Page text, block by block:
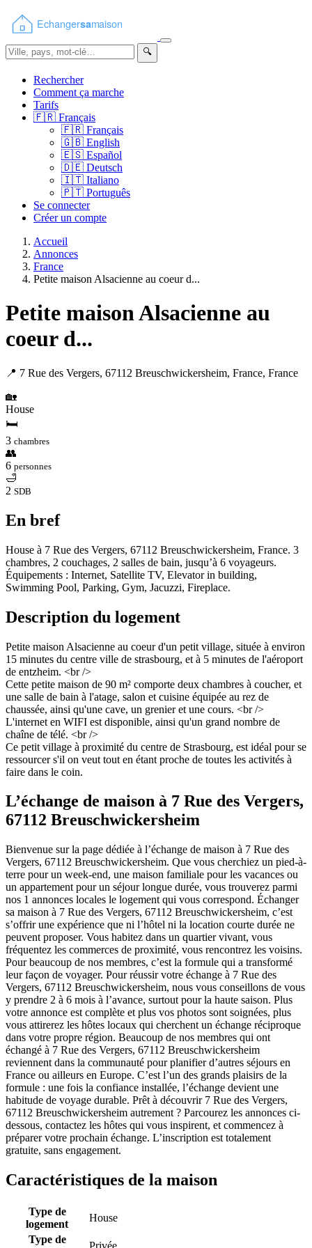
🔍
Rechercher
Comment ça marche
Tarifs
🇫🇷 Français
🇫🇷 Français
🇬🇧 English
🇪🇸 Español
🇩🇪 Deutsch
🇮🇹 Italiano
🇵🇹 Português
Se connecter
Créer un compte
Accueil
Annonces
France
Petite maison Alsacienne au coeur d...
Petite maison Alsacienne au
coeur d...
📍 7 Rue des Vergers, 67112 Breuschwickersheim, France, France
🏡
House
🛏
3 chambres
👥
6 personnes
🛁
2 SDB
En bref
House à 7 Rue des Vergers, 67112 Breuschwickersheim, France. 3
chambres, 2 couchages, 2 salles de bain, jusqu’à 6 voyageurs.
Équipements : Internet, Satellite TV, Elevator in building,
Swimming Pool, Parking, Gym, Jacuzzi, Fireplace.
Description du logement
Petite maison Alsacienne au coeur d'un petit village, située à environ
15 minutes du centre ville de strasbourg, et à 5 minutes de l'aéroport
de entzheim. <br />
Cette petite maison de 90 m² comporte deux chambres à coucher, et
une salle de bain à l'atage, salon et cuisine équipée au rez de
chaussée, ainsi qu'une cave, un grenier et une cours. <br />
L'internet en WIFI est disponible, ainsi qu'un grand nombre de
chaîne de télé. <br />
Ce petit village à proximité du centre de Strasbourg, est idéal pour se
ressourcer s'il on veut tout en étant proche de toutes les activités à
faire dans le coin.
L’échange de maison à 7 Rue des Vergers,
67112 Breuschwickersheim
Bienvenue sur la page dédiée à l’échange de maison à 7 Rue des
Vergers, 67112 Breuschwickersheim. Que vous cherchiez un pied-à-
terre pour un week-end, une maison familiale pour les vacances ou
un appartement pour un séjour longue durée, vous trouverez parmi
nos 1 annonces locales le logement qui vous correspond. Échanger
sa maison à 7 Rue des Vergers, 67112 Breuschwickersheim, c’est
s’offrir une expérience que ni l’hôtel ni la location courte durée ne
peuvent proposer. Vous habitez dans un quartier vivant, vous
fréquentez les commerces de proximité, vous rencontrez les voisins.
Pour beaucoup de nos membres, c’est la formule qui a transformé
leur façon de voyager. Pour réussir votre échange à 7 Rue des
Vergers, 67112 Breuschwickersheim, nous vous conseillons de vous
y prendre 2 à 6 mois à l’avance, surtout pour la haute saison. Plus
votre annonce est complète et plus vos photos sont soignées, plus
vous attirerez les hôtes locaux qui cherchent un échange réciproque
dans votre propre région. Beaucoup de nos membres qui ont
échangé à 7 Rue des Vergers, 67112 Breuschwickersheim
reviennent dans la communauté pour planifier d’autres séjours en
France ou ailleurs en Europe. C’est l’un des grands plaisirs de la
formule : une fois la confiance installée, l’échange devient une
habitude de voyage durable. Prêt à découvrir 7 Rue des Vergers,
67112 Breuschwickersheim autrement ? Parcourez les annonces ci-
dessous, contactez les hôtes qui vous inspirent, et commencez à
préparer votre prochain échange. L’inscription est totalement
gratuite, sans engagement.
Caractéristiques de la maison
Type de
logement
House
Type de